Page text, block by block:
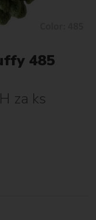
485
za ks